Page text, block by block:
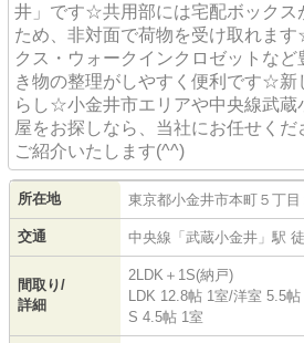
井」です☆共用部には宅配ボックス
ため、非対面で荷物を受け取れま
クス・ウォークインクロゼットな
き物の整理がしやすく便利です☆新
らし☆小金井市エリアや中央線武蔵
屋をお探しなら、当社にお任せく
ご紹介いたします(^^)
所在地 東京都小金井市本町 ５丁
交通 中央線 「 武蔵小金井 」駅
間取り/
詳細
2LDK＋1S(納戸)
LDK 12.8帖 1室/洋室 5.5帖
S 4.5帖 1室